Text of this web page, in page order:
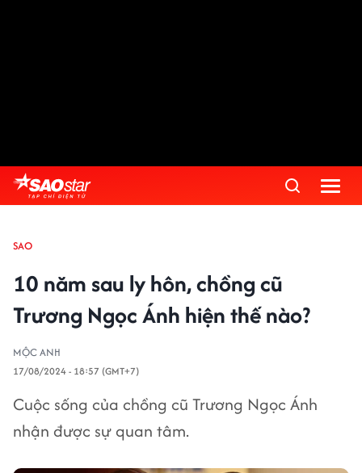
SAO
10 năm sau ly hôn, chồng cũ
Trương Ngọc Ánh hiện thế nào?
MỘC ANH
17/08/2024 - 18:57 (GMT+7)
Cuộc sống của chồng cũ Trương Ngọc Ánh
nhận được sự quan tâm.